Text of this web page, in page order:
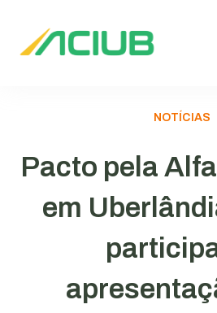
NOTÍCIAS
Pacto pela
em